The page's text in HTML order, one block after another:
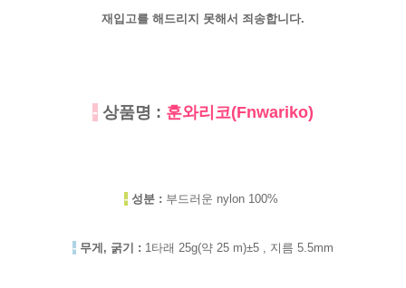
재입고를 해드리지 못해서 죄송합니다.
- 상품명 : 훈와리코(Fnwariko)
- 성분 : 부드러운 nylon 100%
- 무게, 굵기 : 1타래 25g(약 25 m)±5 , 지름 5.5mm